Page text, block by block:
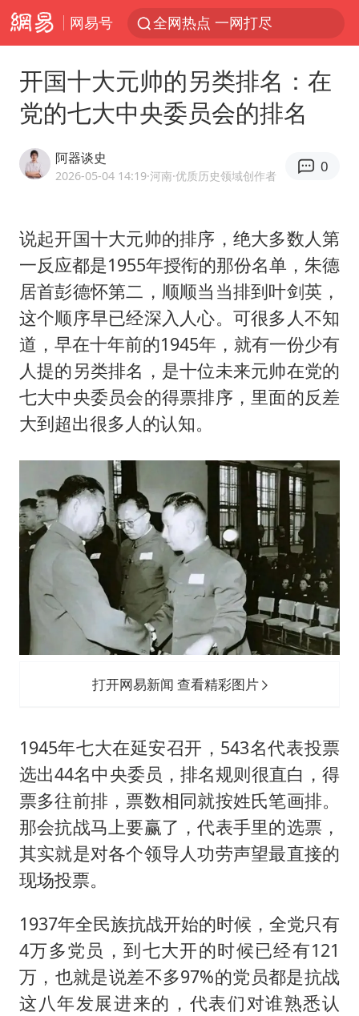
网易号 全网热点 一网打尽
开国十大元帅的另类排名：在
党的七大中央委员会的排名
阿器谈史
2026-05-04 14:19·河南·优质历史领域创作者
0
说起开国十大元帅的排序，绝大多数人第
一反应都是1955年授衔的那份名单，朱德
居首彭德怀第二，顺顺当当排到叶剑英，
这个顺序早已经深入人心。可很多人不知
道，早在十年前的1945年，就有一份少有
人提的另类排名，是十位未来元帅在党的
七大中央委员会的得票排序，里面的反差
大到超出很多人的认知。
打开网易新闻 查看精彩图片
1945年七大在延安召开，543名代表投票
选出44名中央委员，排名规则很直白，得
票多往前排，票数相同就按姓氏笔画排。
那会抗战马上要赢了，代表手里的选票，
其实就是对各个领导人功劳声望最直接的
现场投票。
1937年全民族抗战开始的时候，全党只有
4万多党员，到七大开的时候已经有121
万，也就是说差不多97%的党员都是抗战
这八年发展进来的，代表们对谁熟悉认